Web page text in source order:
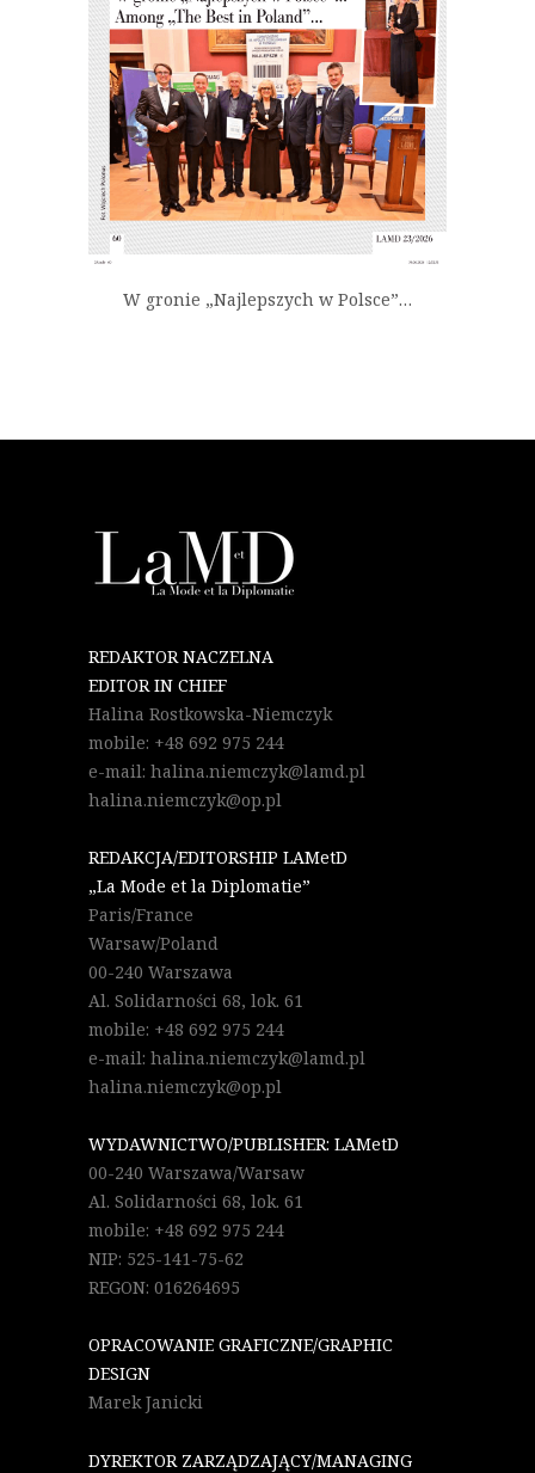
W gronie „Najlepszych w Polsce”…
REDAKTOR NACZELNA
EDITOR IN CHIEF
Halina Rostkowska-Niemczyk
mobile: +48 692 975 244
e-mail: halina.niemczyk@lamd.pl
halina.niemczyk@op.pl
REDAKCJA/EDITORSHIP LAMetD
„La Mode et la Diplomatie”
Paris/France
Warsaw/Poland
00-240 Warszawa
Al. Solidarności 68, lok. 61
mobile: +48 692 975 244
e-mail: halina.niemczyk@lamd.pl
halina.niemczyk@op.pl
WYDAWNICTWO/PUBLISHER: LAMetD
00-240 Warszawa/Warsaw
Al. Solidarności 68, lok. 61
mobile: +48 692 975 244
NIP: 525-141-75-62
REGON: 016264695
OPRACOWANIE GRAFICZNE/GRAPHIC
DESIGN
Marek Janicki
DYREKTOR ZARZĄDZAJĄCY/MANAGING